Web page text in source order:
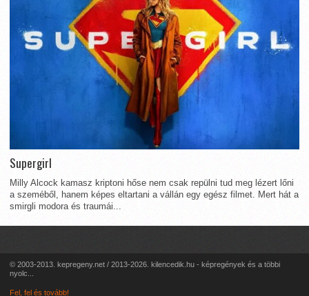
Supergirl
Milly Alcock kamasz kriptoni hőse nem csak repülni tud meg lézert lőni
a szeméből, hanem képes eltartani a vállán egy egész filmet. Mert hát a
smirgli modora és traumái...
© 2003-2013. kepregeny.net / 2013-2026. kilencedik.hu - képregények és a többi
nyolc...
Fel, fel és tovább!